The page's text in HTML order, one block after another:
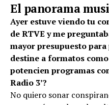
El panorama
Ayer estuve viendo tu
de RTVE y me
mayor presupuesto
destine a formatos
potencien programas
Radio 3’?
No quiero sonar